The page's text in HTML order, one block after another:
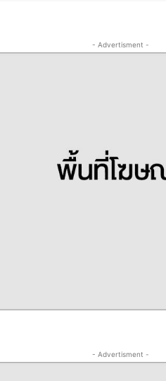
- Advertisment -
- Advertisment -